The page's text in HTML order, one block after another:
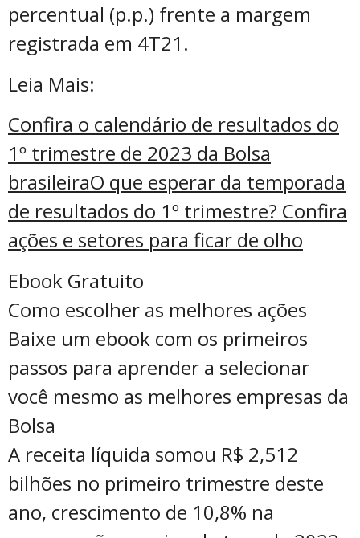
percentual (p.p.) frente a margem
registrada em 4T21.
Leia Mais:
Confira o calendário de resultados do
1º trimestre de 2023 da Bolsa
brasileiraO que esperar da temporada
de resultados do 1º trimestre? Confira
ações e setores para ficar de olho
Ebook Gratuito
Como escolher as melhores ações
Baixe um ebook com os primeiros
passos para aprender a selecionar
você mesmo as melhores empresas da
Bolsa
A receita líquida somou R$ 2,512
bilhões no primeiro trimestre deste
ano, crescimento de 10,8% na